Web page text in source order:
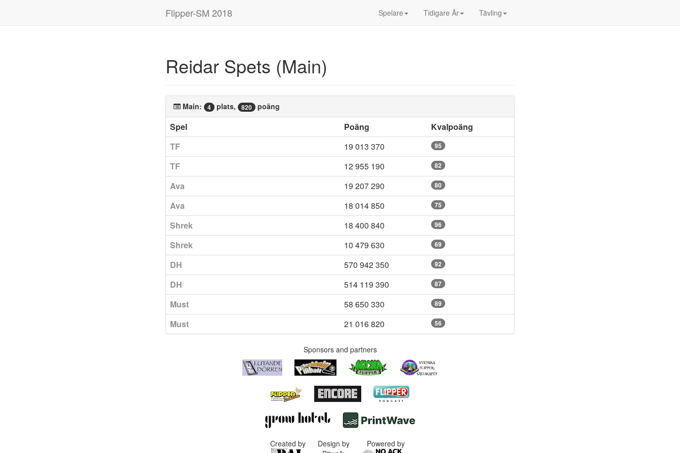
Flipper-SM 2018 Spelare Tidigare År Tävling
Reidar Spets (Main)
Main: 4 plats, 820 poäng
Spel Poäng
Kvalpoäng
TF
19 013 370 95
TF 12 955 190 82
Ava 19 207 290 80
Ava 18 014 850 75
Shrek 18 400 840 96
Shrek 10 479 630 69
DH 570 942 350 92
DH 514 119 390 87
Must 58 650 330 89
Must 21 016 820 56
Sponsors and partners
Created by
Design by
Powered by